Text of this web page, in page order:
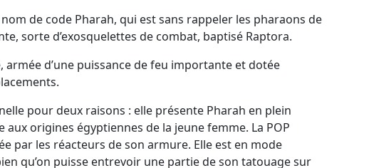
de code Pharah, qui est sans rappeler les pharaons de
sorte d’exosquelettes de combat, baptisé Raptora.
d’une puissance de feu importante et dotée
pour deux raisons : elle présente Pharah en plein
origines égyptiennes de la jeune femme. La POP
par les réacteurs de son armure. Elle est en mode
qu’on puisse entrevoir une partie de son tatouage sur